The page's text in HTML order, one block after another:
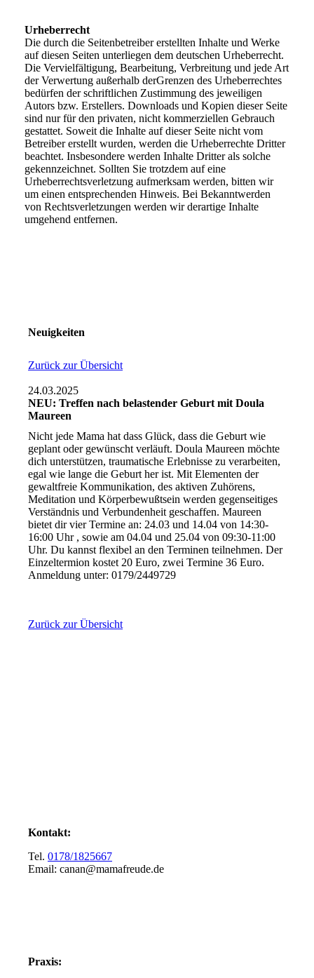
Urheberrecht
Die durch die Seitenbetreiber erstellten Inhalte und Werke
auf diesen Seiten unterliegen dem deutschen Urheberrecht.
Die Vervielfältigung, Bearbeitung, Verbreitung und jede Art
der Verwertung außerhalb derGrenzen des Urheberrechtes
bedürfen der schriftlichen Zustimmung des jeweiligen
Autors bzw. Erstellers. Downloads und Kopien dieser Seite
sind nur für den privaten, nicht kommerziellen Gebrauch
gestattet. Soweit die Inhalte auf dieser Seite nicht vom
Betreiber erstellt wurden, werden die Urheberrechte Dritter
beachtet. Insbesondere werden Inhalte Dritter als solche
gekennzeichnet. Sollten Sie trotzdem auf eine
Urheberrechtsverletzung aufmerksam werden, bitten wir
um einen entsprechenden Hinweis. Bei Bekanntwerden
von Rechtsverletzungen werden wir derartige Inhalte
umgehend entfernen.
Neuigkeiten
Zurück zur Übersicht
24.03.2025
NEU: Treffen nach belastender Geburt mit Doula
Maureen
Nicht jede Mama hat dass Glück, dass die Geburt wie
geplant oder gewünscht verläuft. Doula Maureen möchte
dich unterstützen, traumatische Erlebnisse zu verarbeiten,
egal wie lange die Geburt her ist. Mit Elementen der
gewaltfreie Kommunikation, des aktiven Zuhörens,
Meditation und Körperbewußtsein werden gegenseitiges
Verständnis und Verbundenheit geschaffen. Maureen
bietet dir vier Termine an: 24.03 und 14.04 von 14:30-
16:00 Uhr , sowie am 04.04 und 25.04 von 09:30-11:00
Uhr. Du kannst flexibel an den Terminen teilnehmen. Der
Einzeltermion kostet 20 Euro, zwei Termine 36 Euro.
Anmeldung unter: 0179/2449729
Zurück zur Übersicht
Kontakt:
Tel. 0178/1825667
Email: canan@mamafreude.de
Praxis: